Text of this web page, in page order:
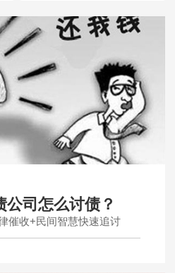
公司怎么讨债？
催收+民间智慧快速追讨